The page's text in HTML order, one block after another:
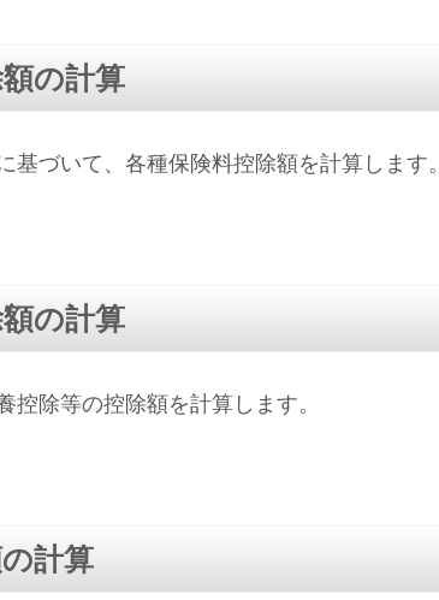
額の計算
基づいて、各種保険料控除額を計算します。
額の計算
控除等の控除額を計算します。
計算